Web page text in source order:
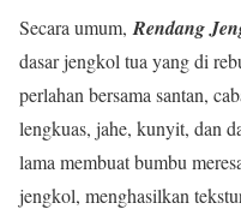
Secara umum, Rendang
dasar jengkol tua yang di
perlahan bersama santan,
lengkuas, jahe, kunyit, dan
lama membuat bumbu
jengkol, menghasilkan